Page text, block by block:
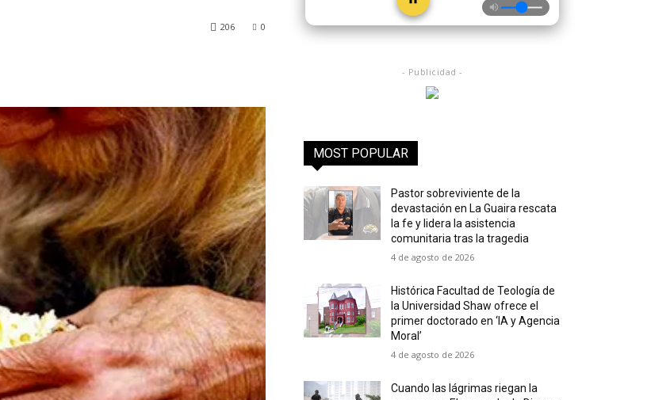
0
206
- Publicidad -
MOST POPULAR
Pastor sobreviviente de la
devastación en La Guaira rescata
la fe y lidera la asistencia
comunitaria tras la tragedia
4 de agosto de 2026
Histórica Facultad de Teología de
la Universidad Shaw ofrece el
primer doctorado en ‘IA y Agencia
Moral’
4 de agosto de 2026
Cuando las lágrimas riegan la